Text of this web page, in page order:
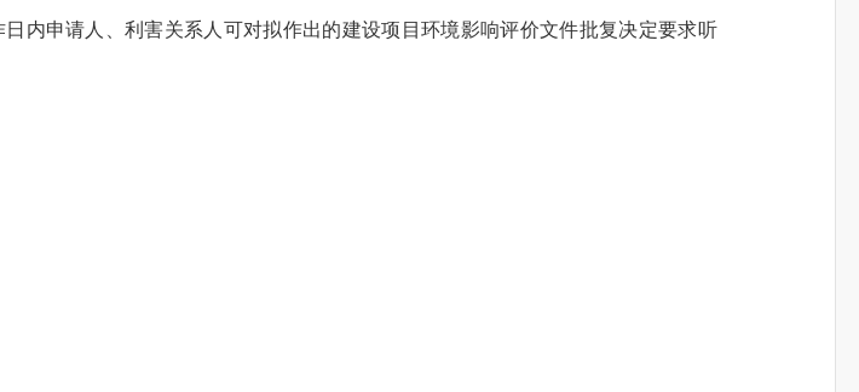
内申请人、利害关系人可对拟作出的建设项目环境影响评价文件批复决定要求听